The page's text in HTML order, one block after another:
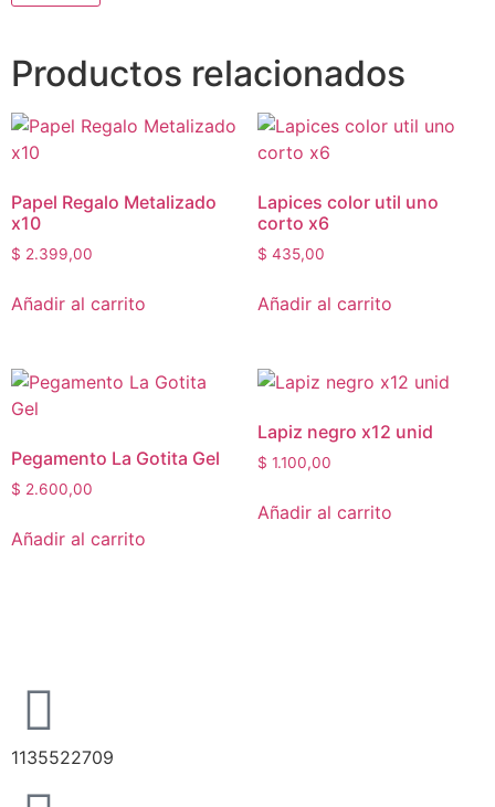
Productos relacionados
Papel Regalo Metalizado
x10
$ 2.399,00
Añadir al carrito
Lapices color util uno
corto x6
$ 435,00
Añadir al carrito
Pegamento La Gotita Gel
$ 2.600,00
Añadir al carrito
Lapiz negro x12 unid
$ 1.100,00
Añadir al carrito
1135522709